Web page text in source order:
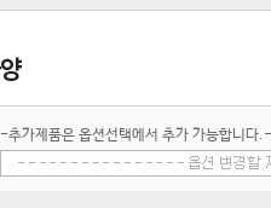
-추가제품은 옵션선택에서 추가 가능합니다.-